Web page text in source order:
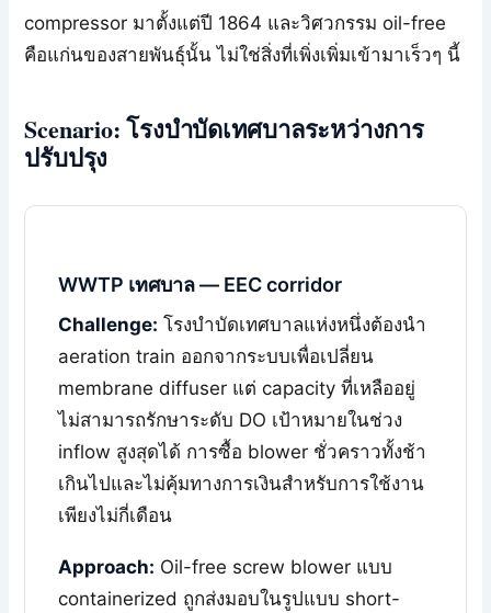
compressor มาตั้งแต่ปี 1864 และวิศวกรรม oil-free
คือแก่นของสายพันธุ์นั้น ไม่ใช่สิ่งที่เพิ่งเพิ่มเข้ามาเร็วๆ นี้
Scenario: โรงบำบัดเทศบาลระหว่างการ
ปรับปรุง
WWTP เทศบาล — EEC corridor
Challenge: โรงบำบัดเทศบาลแห่งหนึ่งต้องนำ
aeration train ออกจากระบบเพื่อเปลี่ยน
membrane diffuser แต่ capacity ที่เหลืออยู่
ไม่สามารถรักษาระดับ DO เป้าหมายในช่วง
inflow สูงสุดได้ การซื้อ blower ชั่วคราวทั้งช้า
เกินไปและไม่คุ้มทางการเงินสำหรับการใช้งาน
เพียงไม่กี่เดือน
Approach: Oil-free screw blower แบบ
containerized ถูกส่งมอบในรูปแบบ short-